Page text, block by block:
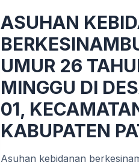
ASUHAN
UMUR 26
MINGGU DI
01,
KABUPATEN
Asuhan kebidanan